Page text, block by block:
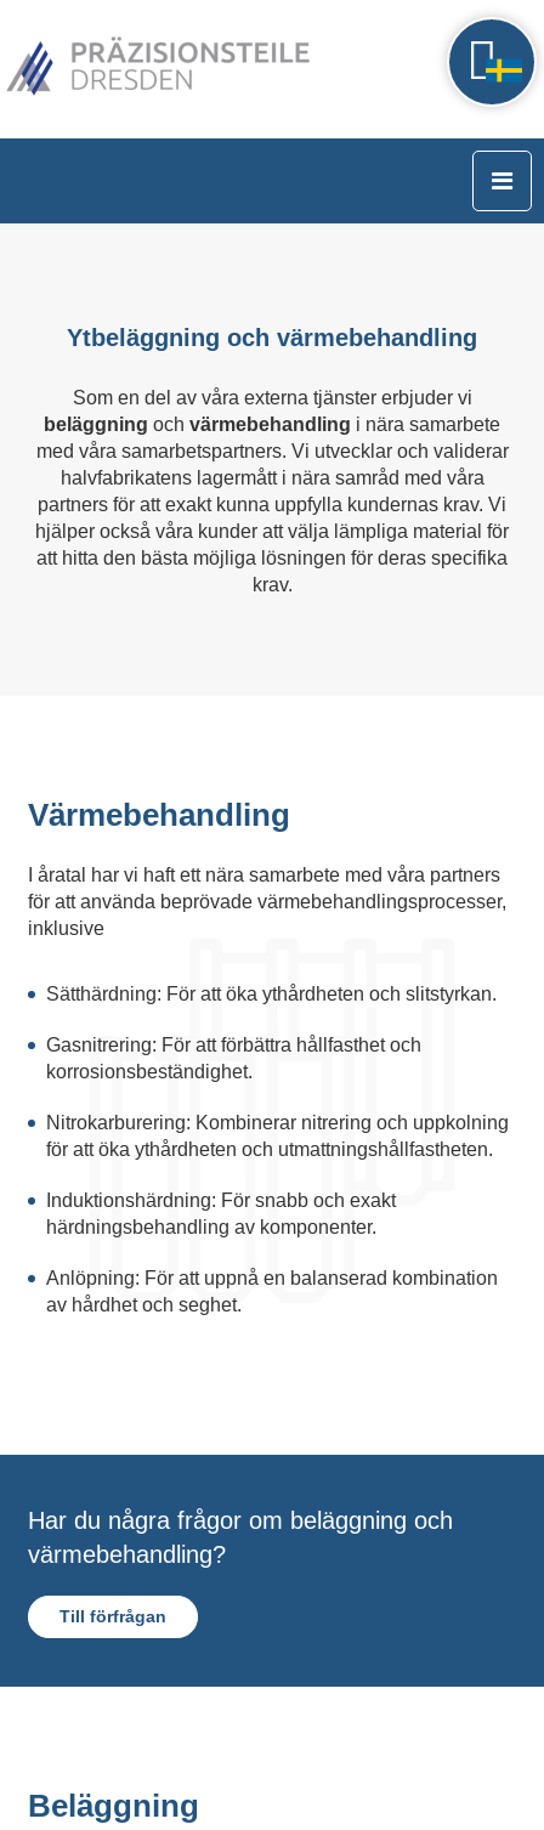
Ytbeläggning och värmebehandling
Som en del av våra externa tjänster erbjuder vi
beläggning och värmebehandling i nära samarbete
med våra samarbetspartners. Vi utvecklar och validerar
halvfabrikatens lagermått i nära samråd med våra
partners för att exakt kunna uppfylla kundernas krav. Vi
hjälper också våra kunder att välja lämpliga material för
att hitta den bästa möjliga lösningen för deras specifika
krav.
Värmebehandling
I åratal har vi haft ett nära samarbete med våra partners
för att använda beprövade värmebehandlingsprocesser,
inklusive
Sätthärdning: För att öka ythårdheten och slitstyrkan.
Gasnitrering: För att förbättra hållfasthet och
korrosionsbeständighet.
Nitrokarburering: Kombinerar nitrering och uppkolning
för att öka ythårdheten och utmattningshållfastheten.
Induktionshärdning: För snabb och exakt
härdningsbehandling av komponenter.
Anlöpning: För att uppnå en balanserad kombination
av hårdhet och seghet.
Har du några frågor om beläggning och
värmebehandling?
Till förfrågan
Beläggning